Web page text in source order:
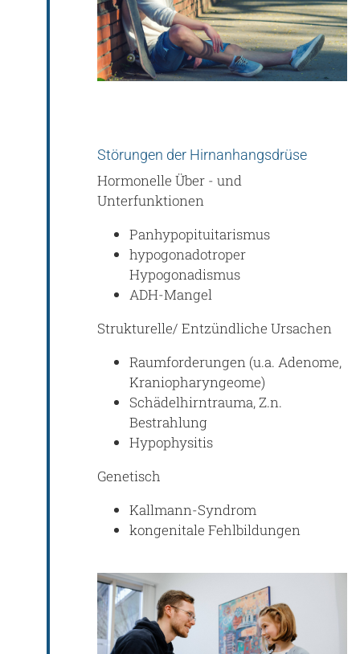
Störungen der Hirnanhangsdrüse
Hormonelle Über - und
Unterfunktionen
Panhypopituitarismus
hypogonadotroper
Hypogonadismus
ADH-Mangel
Strukturelle/ Entzündliche Ursachen
Raumforderungen (u.a. Adenome,
Kraniopharyngeome)
Schädelhirntrauma, Z.n.
Bestrahlung
Hypophysitis
Genetisch
Kallmann-Syndrom
kongenitale Fehlbildungen